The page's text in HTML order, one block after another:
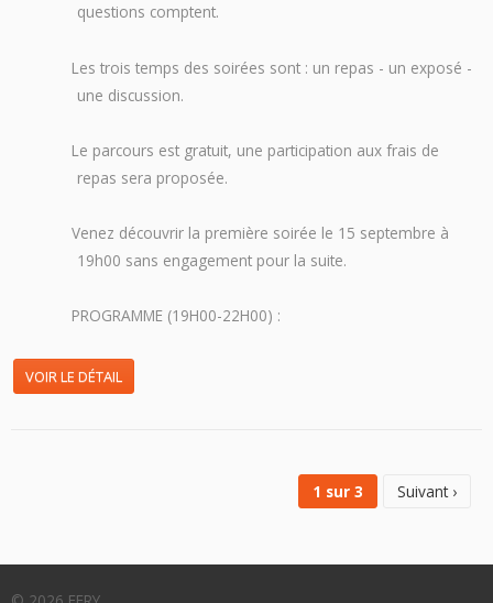
questions comptent.
Les trois temps des soirées sont : un repas - un exposé -
une discussion.
Le parcours est gratuit, une participation aux frais de
repas sera proposée.
Venez découvrir la première soirée le 15 septembre à
19h00 sans engagement pour la suite.
PROGRAMME (19H00-22H00) :
VOIR LE DÉTAIL
1 sur 3 Suivant ›